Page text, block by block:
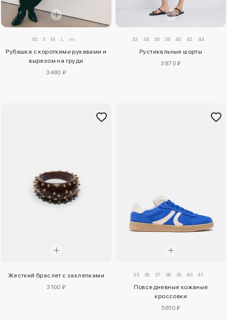
XS S M L XL
Рубашка с короткими рукавами и
вырезом на груди
3480 ₽
32 34 36 38 40 42 44
Рустикальные шорты
3870 ₽
Жесткий браслет с заклепками
3100 ₽
35 36 37 38 39 40 41
Повседневные кожаные
кроссовки
5810 ₽